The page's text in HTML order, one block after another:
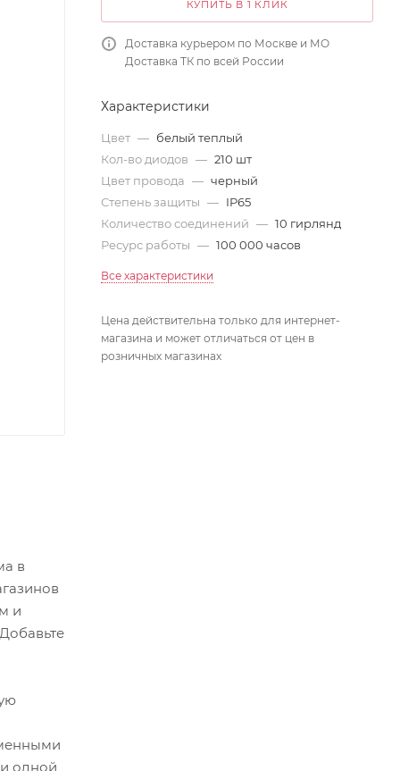
в
и
одной
КУПИТЬ В 1 КЛИК
Доставка курьером по Москве и МО
Доставка ТК по всей России
Характеристики
Цвет — белый теплый
Кол-во диодов — 210 шт
Цвет провода — черный
Степень защиты — IP65
Количество соединений — 10 гирлянд
Ресурс работы — 100 000 часов
Все характеристики
Цена действительна только для интернет-
магазина и может отличаться от цен в
розничных магазинах